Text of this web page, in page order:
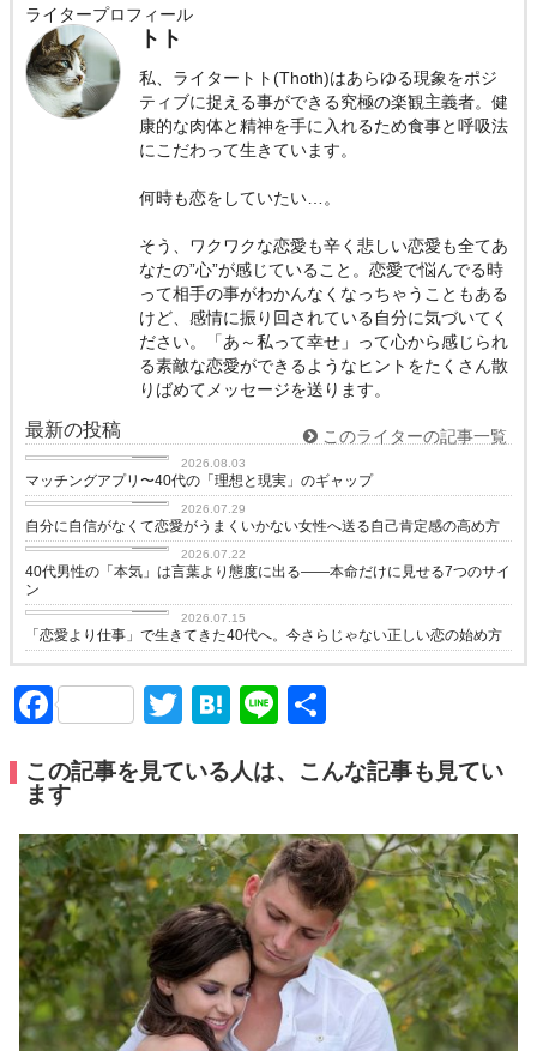
ライタープロフィール
トト
私、ライタートト(Thoth)はあらゆる現象をポジ
ティブに捉える事ができる究極の楽観主義者。健
康的な肉体と精神を手に入れるため食事と呼吸法
にこだわって生きています。
何時も恋をしていたい…。
そう、ワクワクな恋愛も辛く悲しい恋愛も全てあ
なたの”心”が感じていること。恋愛で悩んでる時
って相手の事がわかんなくなっちゃうこともある
けど、感情に振り回されている自分に気づいてく
ださい。「あ～私って幸せ」って心から感じられ
る素敵な恋愛ができるようなヒントをたくさん散
りばめてメッセージを送ります。
最新の投稿 このライターの記事一覧
2026.08.03
マッチングアプリ〜40代の「理想と現実」のギャップ
love
2026.07.29
自分に自信がなくて恋愛がうまくいかない女性へ送る自己肯定感の高め方
love
2026.07.22
40代男性の「本気」は言葉より態度に出る——本命だけに見せる7つのサイ
ン
love
2026.07.15
「恋愛より仕事」で生きてきた40代へ。今さらじゃない正しい恋の始め方
FacebookTwitter
Hatena
Line
この記事を見ている人は、こんな記事も見てい
ます